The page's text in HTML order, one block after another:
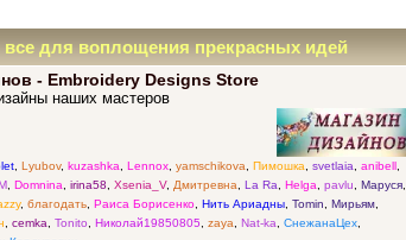
для воплощения прекрасных идей
- Embroidery Designs Store
наших мастеров
, Lyubov, kuzashka, Lennox, yamschikova, Пимошка, svetlaia, anibell,
, Domnina, irina58, Xsenia_V, Дмитревна, La Ra, Helga, pavlu, Маруся,
, благодать, Раиса Борисенко, Нить Ариадны, Tomin, Мирьям,
, cemka, Tonito, Николай19850805, zaya, Nat-ka, СнежанаЦех,